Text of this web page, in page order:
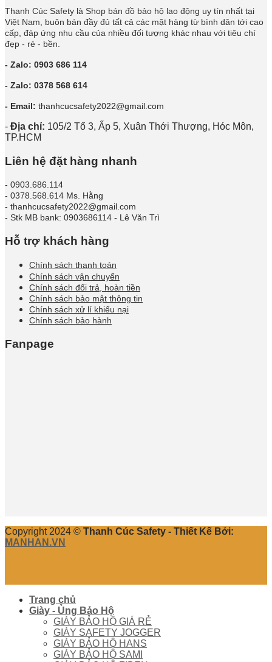
Thanh Cúc Safety là Shop bán đồ bảo hộ lao động uy tín nhất tại
Việt Nam, buôn bán đầy đủ tất cả các mặt hàng từ bình dân tới cao
cấp, đáp ứng nhu cầu của nhiều đối tượng khác nhau với tiêu chí
đẹp - rẻ - bền.
- Zalo: 0903 686 114
- Zalo: 0378 568 614
- Email: thanhcucsafety2022@gmail.com
- Địa chỉ: 105/2 Tổ 3, Ấp 5, Xuân Thới Thượng, Hóc Môn,
TP.HCM
Liên hệ đặt hàng nhanh
- 0903.686.114
- 0378.568.614 Ms. Hằng
- thanhcucsafety2022@gmail.com
- Stk MB bank: 0903686114 - Lê Văn Trì
Hỗ trợ khách hàng
Chính sách thanh toán
Chính sách vận chuyển
Chính sách đổi trả, hoàn tiền
Chính sách bảo mật thông tin
Chính sách xử lí khiếu nại
Chính sách bảo hành
Fanpage
Copyright 2024 © Thanh Cúc Safety - Thiết Kế Bởi:
MANHAN.VN
Trang chủ
Giày - Ủng Bảo Hộ
GIÀY BẢO HỘ GIÁ RẺ
GIÀY SAFETY JOGGER
GIÀY BẢO HỘ HANS
GIÀY BẢO HỘ SAMI